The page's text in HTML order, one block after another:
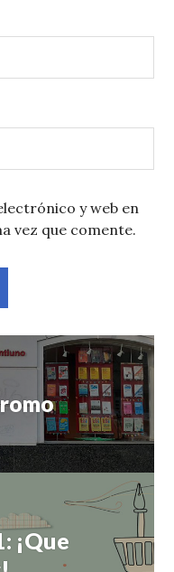
y web en
vez que comente.
¡Que